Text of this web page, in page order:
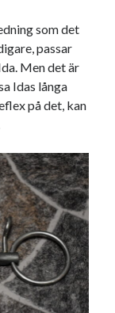
som det
passar
Men det är
Idas långa
på det, kan